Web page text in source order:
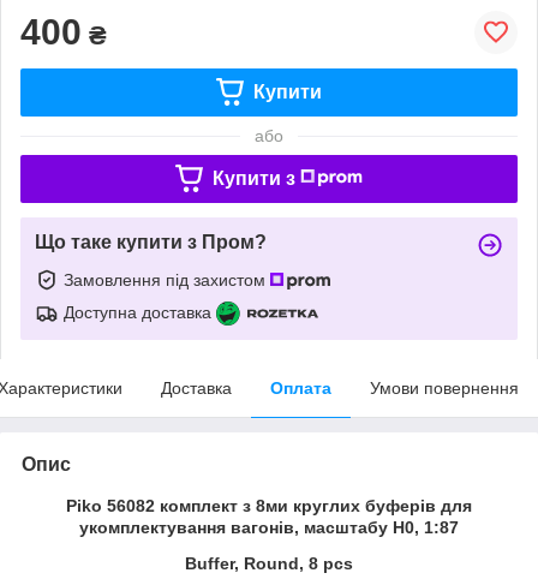
400 ₴
Купити
або
Купити з
Що таке купити з Пром?
Замовлення під захистом
Доступна доставка
Доставка Оплата Умови повернення
Опис
Piko 56082 комплект з 8ми круглих буферів для
укомплектування вагонів, масштабу H0, 1:87
Buffer, Round, 8 pcs